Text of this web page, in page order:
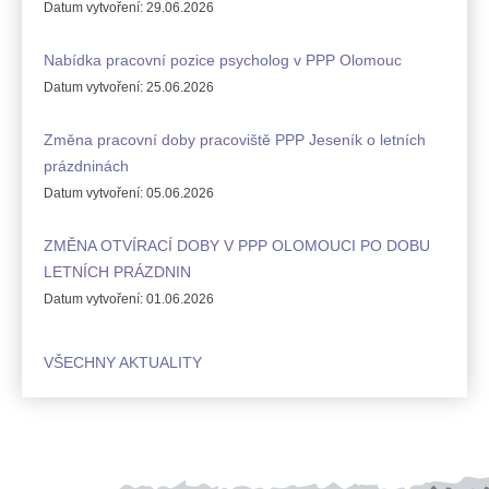
Datum vytvoření: 29.06.2026
Nabídka pracovní pozice psycholog v PPP Olomouc
Datum vytvoření: 25.06.2026
Změna pracovní doby pracoviště PPP Jeseník o letních
prázdninách
Datum vytvoření: 05.06.2026
ZMĚNA OTVÍRACÍ DOBY V PPP OLOMOUCI PO DOBU
LETNÍCH PRÁZDNIN
Datum vytvoření: 01.06.2026
VŠECHNY AKTUALITY